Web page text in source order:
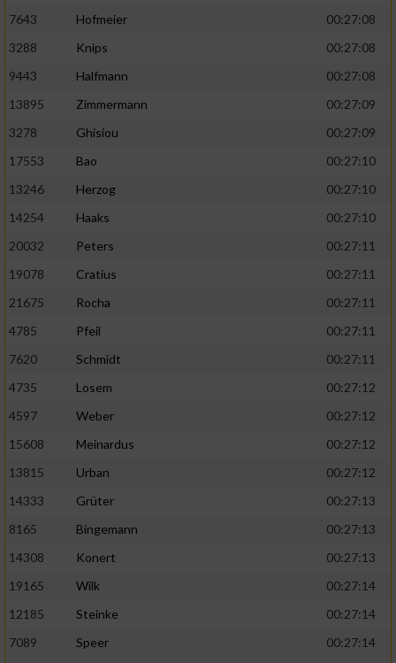
7643
Hofmeier
00:27:08
3288
Knips
00:27:08
9443
Halfmann
00:27:08
13895
Zimmermann
00:27:09
3278
Ghisiou
00:27:09
17553
Bao
00:27:10
13246
Herzog
00:27:10
14254
Haaks
00:27:10
20032
Peters
00:27:11
19078
Cratius
00:27:11
21675
Rocha
00:27:11
4785
Pfeil
00:27:11
7620
Schmidt
00:27:11
4735
Losem
00:27:12
4597
Weber
00:27:12
15608
Meinardus
00:27:12
13815
Urban
00:27:12
14333
Grüter
00:27:13
8165
Bingemann
00:27:13
14308
Konert
00:27:13
19165
Wilk
00:27:14
12185
Steinke
00:27:14
7089
Speer 00:27:14